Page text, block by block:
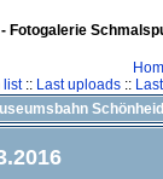
Fotogalerie
list:: Last uploads::